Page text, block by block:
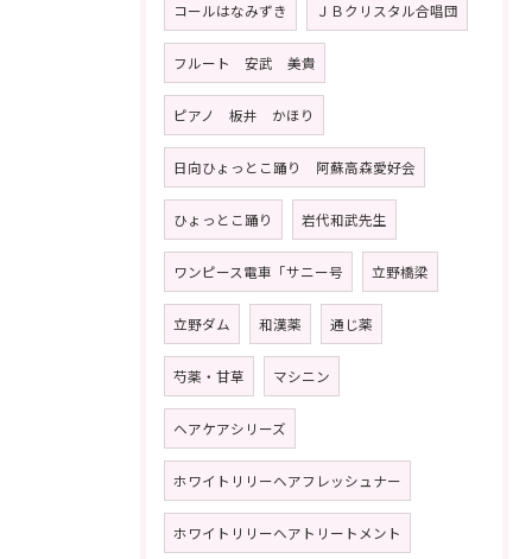
コールはなみずき ＪＢクリスタル合唱団
フルート 安武 美貴
ピアノ 板井 かほり
日向ひょっとこ踊り 阿蘇高森愛好会
ひょっとこ踊り 岩代和武先生
ワンピース電車「サニー号 立野橋梁
立野ダム 和漢薬 通じ薬
芍薬・甘草 マシニン
ヘアケアシリーズ
ホワイトリリーヘアフレッシュナー
ホワイトリリーヘアトリートメント